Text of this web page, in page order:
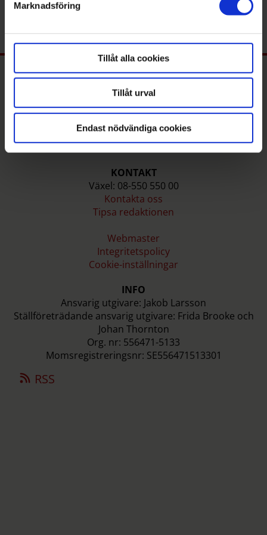
. Du kan ändra eller dra tillbaka ditt samtycke när som
Marknadsföring
Tillåt alla cookies
Tillåt urval
Endast nödvändiga cookies
08-550 550 06
KONTAKT
Växel: 08-550 550 00
Kontakta oss
Tipsa redaktionen
Webmaster
Integritetspolicy
Cookie-inställningar
INFO
Ansvarig utgivare: Jakob Larsson
Ställföreträdande ansvarig utgivare: Frida Brooke och
Johan Thornton
Org. nr: 556471-5133
Momsregistreringsnr: SE556471513301
RSS